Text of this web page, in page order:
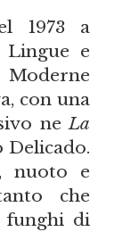
1973 a
Lingue e
con una
neLa
Delicado.
nuoto e
che
funghi di